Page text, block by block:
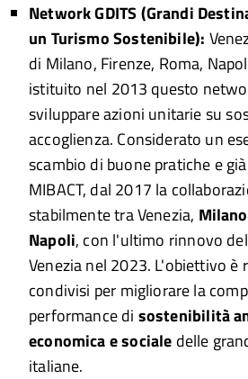
Network GDITS (Grandi
un Turismo Sostenibile):
di Milano, Firenze, Roma,
istituito nel 2013 questo
sviluppare azioni unitarie su
accoglienza. Considerato un
scambio di buone pratiche e
MIBACT, dal 2017 la
stabilmente tra Venezia,
Napoli, con l'ultimo rinnovo
Venezia nel 2023. L'obiettivo è
condivisi per migliorare la
performance di sostenibilità
economica e sociale delle
italiane.